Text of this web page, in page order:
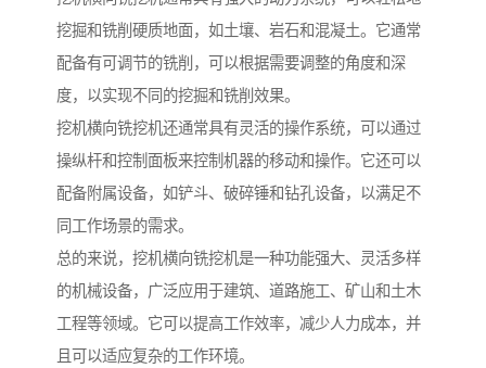
挖掘和铣削硬质地面，如土壤、岩石和混凝土。它通常
配备有可调节的铣削，可以根据需要调整的角度和深
度，以实现不同的挖掘和铣削效果。
挖机横向铣挖机还通常具有灵活的操作系统，可以通过
操纵杆和控制面板来控制机器的移动和操作。它还可以
配备附属设备，如铲斗、破碎锤和钻孔设备，以满足不
同工作场景的需求。
总的来说，挖机横向铣挖机是一种功能强大、灵活多样
的机械设备，广泛应用于建筑、道路施工、矿山和土木
工程等领域。它可以提高工作效率，减少人力成本，并
且可以适应复杂的工作环境。